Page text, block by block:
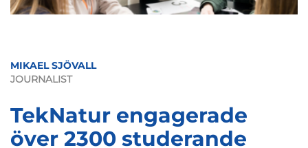
MIKAEL SJÖVALL
JOURNALIST
TekNatur engagerade
över 2300 studerande